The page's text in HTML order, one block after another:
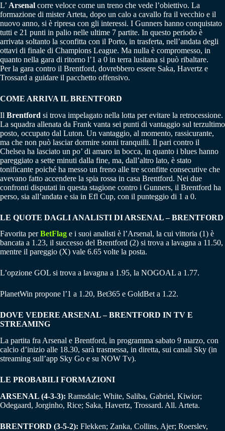
L’ Arsenal corre veloce come un treno che vede l’obiettivo. La
formazione di mister Arteta, dopo un calo a cavallo fra il vecchio e il
nuovo anno, si è ripresa con gli interessi. I Gunners hanno conquistato
tutti e 21 punti in palio nelle ultime 7 partite. In questo periodo è
arrivata soltanto la sconfitta con il Porto, in trasferta, nell’andata degli
ottavi di finale di Champions League. Ma nulla è compromesso, in
quanto nella gara di ritorno l’1 a 0 in terra lusitana si può ribaltare.
Per la gara contro il Brentford, dovrebbero essere Saka, Havertz e
Trossard a guidare il pacchetto offensivo.
COME ARRIVA IL BRENTFORD
Il Brentford si trova impelagato nella lotta per evitare la retrocessione.
La squadra allenata da Frank vanta sei punti di vantaggio sul terzultimo
posto, occupato dal Luton. Un vantaggio, al momento, rassicurante,
ma che non può lasciar dormire sonni tranquilli. Il pari contro il
Chelsea ha lasciato un po’ di amaro in bocca, in quanto i blues hanno
pareggiato a sette minuti dalla fine, ma, dall’altro lato, è stato
tonificante poiché ha messo un freno alle tre sconfitte consecutive che
avevano fatto accendere la spia rossa in casa Brentford. Nei due
confronti disputati in questa stagione contro i Gunners, il Brentford ha
perso, sia all’andata e sia in Efl Cup, con il punteggio di 1 a 0.
LE QUOTE DAGLI ANALISTI DI ARSENAL – BRENTFORD
Favorita perBetFlag e i suoi analisti è l’Arsenal, la cui vittoria (1) è
bancata a 1.23, il successo del Brentford (2) si trova a lavagna a 11.50,
mentre il pareggio (X) vale 6.65 volte la posta.
L’opzione GOL si trova a lavagna a 1.95, la NOGOAL a 1.77.
PlanetWin propone l’1 a 1.20, Bet365 e GoldBet a 1.22.
DOVE VEDERE ARSENAL – BRENTFORD IN TV E
STREAMING
La partita fra Arsenal e Brentford, in programma sabato 9 marzo, con
calcio d’inizio alle 18.30, sarà trasmessa, in diretta, sui canali Sky (in
streaming sull’app Sky Go e su NOW Tv).
LE PROBABILI FORMAZIONI
ARSENAL (4-3-3): Ramsdale; White, Saliba, Gabriel, Kiwior;
Odegaard, Jorginho, Rice; Saka, Havertz, Trossard. All. Arteta.
BRENTFORD (3-5-2): Flekken; Zanka, Collins, Ajer; Roerslev,